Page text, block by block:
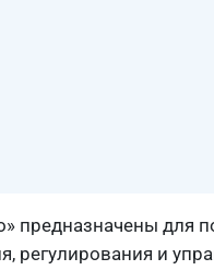
предназначены для
регулирования и